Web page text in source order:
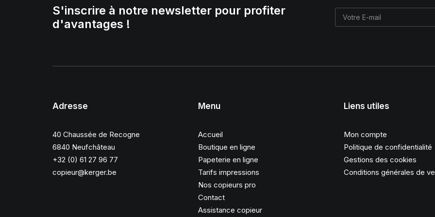
S'inscrire à notre newsletter pour profiter
d'avantages !
Adresse
40 Chaussée de Recogne
6840 Neufchâteau
+32 (0) 61 27 96 77
copieur@kerger.be
Menu
Accueil
Boutique en ligne
Papeterie en ligne
Tarifs impressions
Nos copieurs pro
Contact
Assistance copieur
Liens utiles
Mon compte
Politique de confidentialité
Gestions des cookies
Conditions générales de